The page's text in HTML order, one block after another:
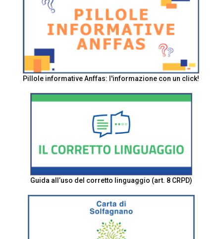
Pillole informative Anffas: l'informazione con un click!
Guida all’uso del corretto linguaggio (art. 8 CRPD)